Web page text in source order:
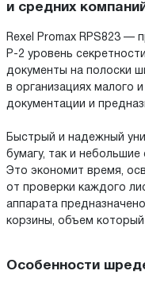
и средних
Rexel Promax RPS823
P-2 уровень
документы на полоски
в организациях малого
документации и
Быстрый и надежный
бумагу, так и
Это экономит время,
от проверки каждого
аппарата
корзины, объем
Особенности